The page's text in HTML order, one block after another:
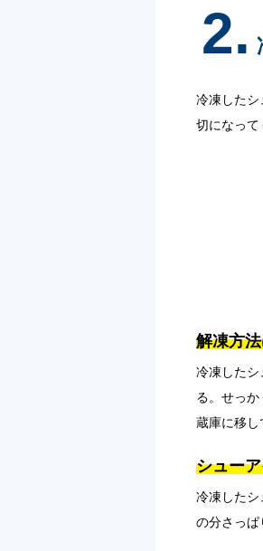
2.
冷凍したシ
切になって
解凍方
冷凍したシ
る。せっ
蔵庫に移し
シュー
冷凍したシ
の分さっぱ